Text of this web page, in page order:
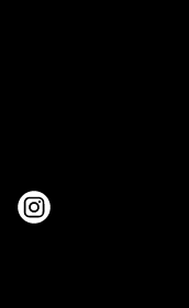
Instagram